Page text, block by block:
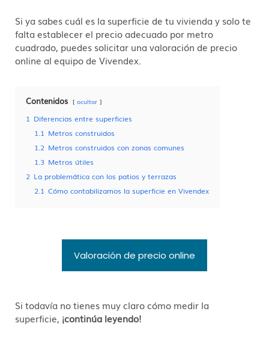
Si ya sabes cuál es la superficie de tu vivienda y solo te
falta establecer el precio adecuado por metro
cuadrado, puedes solicitar una valoración de precio
online al equipo de Vivendex.
Contenidos ocultar
1 Diferencias entre superficies
1.1 Metros construidos
1.2 Metros construidos con zonas comunes
1.3 Metros útiles
2 La problemática con los patios y terrazas
2.1 Cómo contabilizamos la superficie en Vivendex
Valoración de precio online
Si todavía no tienes muy claro cómo medir la
superficie, ¡continúa leyendo!